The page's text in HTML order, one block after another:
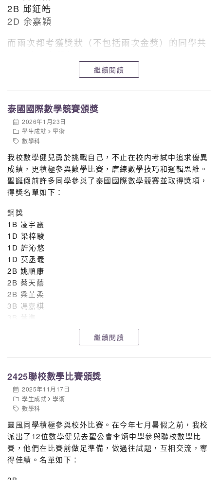
5C 4 甘焯琳
5C 10 茹雪寧
5D 16 吳宇軒
以上同學在過去一個學期努力付出，嘗試不同的溫習方
法，以及不段調整學習策略以致第二學期考試成績有明顯
2B 邱鉦皓
2D 余嘉穎
而兩次都考獲獎狀（不包括兩次金獎）的同學共
1B 袁錫權
2B 張安穎
2B 程小萍
2B 鍾可柔
2D 葉霏
3D 梁羽喬
4A 周愷盈
4A 呂益昕
4A 吳凱怡
4A 鄧日耀
4B 徐煥榆
4B 劉芯妍
恭賀以上得獎同學！第三學期都會繼續有自學考
章計劃，期望各位同學把握最後機會衝刺，繼續
自學不倦，努力求進！
繼續閱讀
泰國國際數學競賽頒獎
2026年1月23日
學生成就
學術
數學科
我校數學健兒勇於挑戰自己，不止在校内考試中追求優異
成績，更積極參與數學比賽，磨練數學技巧和邏輯思維。
聖誕假前許多同學參與了泰國國際數學競賽並取得獎項，
得獎名單如下：
銅獎
1B 凌宇震
1D 梁梓駿
1D 許沁悠
1D 莫丞羲
2B 姚順康
2B 蔡天蔭
2B 梁芷柔
3B 馮嘉棋
4B 李希健
4B 曾靖童
4B 陸梓渝
4C 劉智康
4D 黎梓鋒
銀獎
1B 袁錫權
4A 徐源希
繼續閱讀
2425聯校數學比賽頒獎
2025年11月17日
學生成就
學術
數學科
靈風同學積極參與校外比賽。在今年七月暑假之前，我校
派出了12位數學健兒去聖公會李炳中學參與聯校數學比
賽，他們在比賽前做足準備，做過往試題，互相交流，奪
得佳績。名單如下：